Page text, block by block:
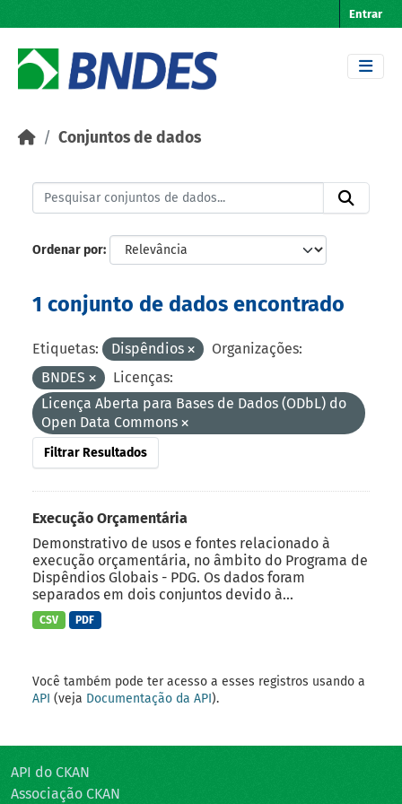
Entrar
Conjuntos de dados
Ordenar por
1 conjunto de dados encontrado
Etiquetas: Dispêndios
Organizações:
BNDES
Licenças:
Licença Aberta para Bases de Dados (ODbL) do
Open Data Commons
Filtrar Resultados
Execução Orçamentária
Demonstrativo de usos e fontes relacionado à
execução orçamentária, no âmbito do Programa de
Dispêndios Globais - PDG. Os dados foram
separados em dois conjuntos devido à...
CSV PDF
Você também pode ter acesso a esses registros usando a
API (veja Documentação da API).
API do CKAN
Associação CKAN